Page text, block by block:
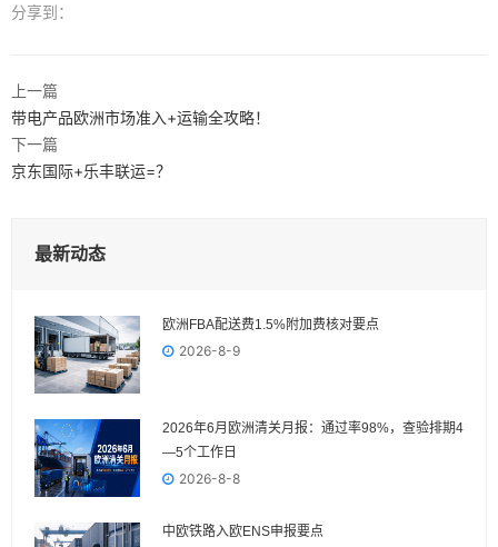
分享到：
上一篇
带电产品欧洲市场准入+运输全攻略！
下一篇
京东国际+乐丰联运=？
最新动态
欧洲FBA配送费1.5%附加费核对要点
2026-8-9
2026年6月欧洲清关月报：通过率98%，查验排期4
—5个工作日
2026-8-8
中欧铁路入欧ENS申报要点